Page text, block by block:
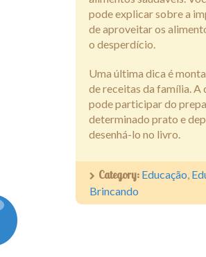
pode explicar sobre a
de aproveitar os
o desperdício.
Uma última dica é
de receitas da família. A
pode participar do
determinado prato e
desenhá-lo no livro.
Category: Educação,
Brincando